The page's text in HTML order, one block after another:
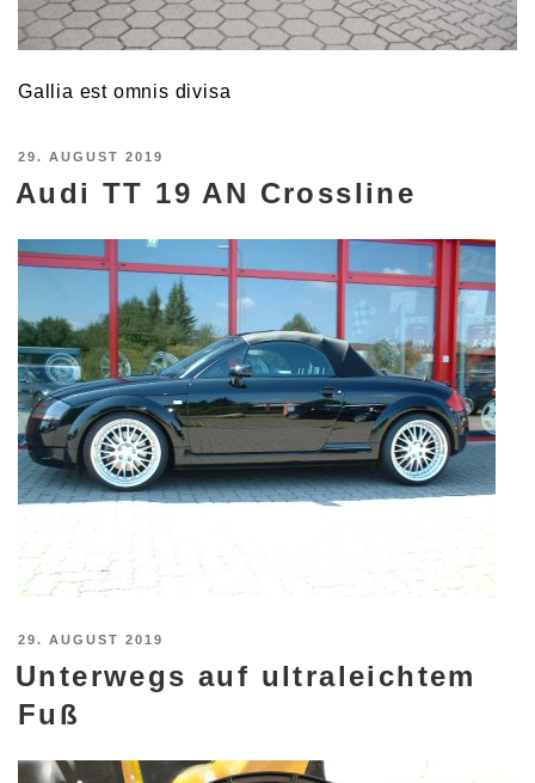
Gallia est omnis divisa
VERÖFFENTLICHT
AM
29. AUGUST 2019
Audi TT 19 AN Crossline
VERÖFFENTLICHT
AM
29. AUGUST 2019
Unterwegs auf ultraleichtem
Fuß